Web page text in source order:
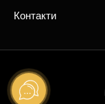
Контакти